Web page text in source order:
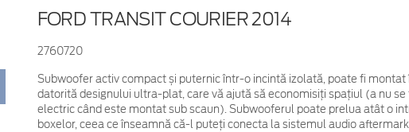
FORD TRANSIT COURIER 2014
2760720
Subwoofer activ compact și puternic într-o incintă izolată, poate fi
datorită designului ultra-plat, care vă ajută să economisiți spațiul (a nu
electric când este montat sub scaun). Subwooferul poate prelua atât o
boxelor, ceea ce înseamnă că-l puteți conecta la sistemul audio